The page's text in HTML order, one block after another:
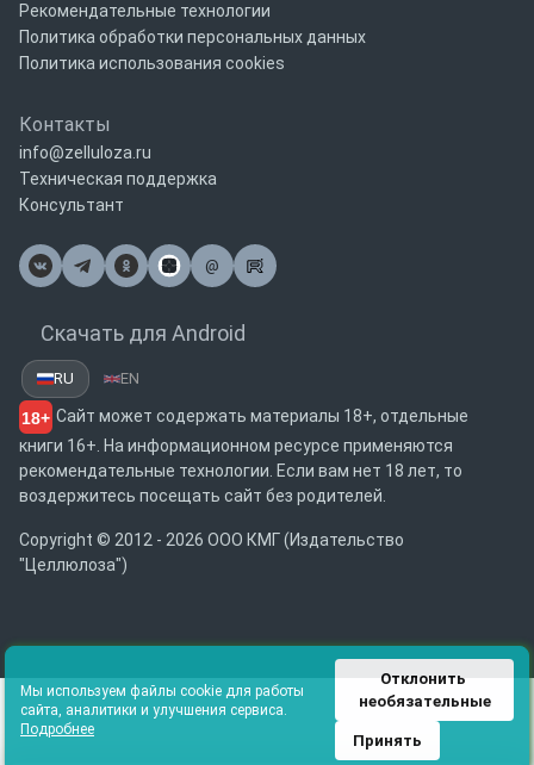
Рекомендательные технологии
Политика обработки персональных данных
Политика использования cookies
Контакты
info@zelluloza.ru
Техническая поддержка
Консультант
@
Почта
Скачать для Android
RU EN
18+ Сайт может содержать материалы 18+, отдельные
книги 16+. На информационном ресурсе применяются
рекомендательные технологии. Если вам нет 18 лет, то
воздержитесь посещать сайт без родителей.
Copyright © 2012 - 2026 ООО КМГ (Издательство
"Целлюлоза")
Мы используем файлы cookie для работы
сайта, аналитики и улучшения сервиса.
Подробнее
Отклонить
необязательные
Принять